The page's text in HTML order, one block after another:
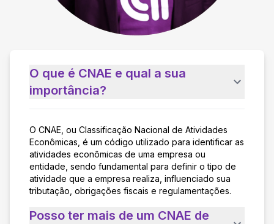
O que é CNAE e qual a sua
importância?
O CNAE, ou Classificação Nacional de Atividades
Econômicas, é um código utilizado para identificar as
atividades econômicas de uma empresa ou
entidade, sendo fundamental para definir o tipo de
atividade que a empresa realiza, influenciado sua
tributação, obrigações fiscais e regulamentações.
Posso ter mais de um CNAE de